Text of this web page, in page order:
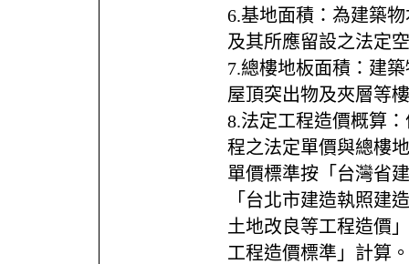
6.基地面積：為建築
及其所應留設之法定
7.總樓地板面積：建
屋頂突出物及夾層等
8.法定工程造價概算
程之法定單價與總樓
單價標準按「台灣省
「台北市建造執照建
土地改良等工程造價
工程造價標準」計算。